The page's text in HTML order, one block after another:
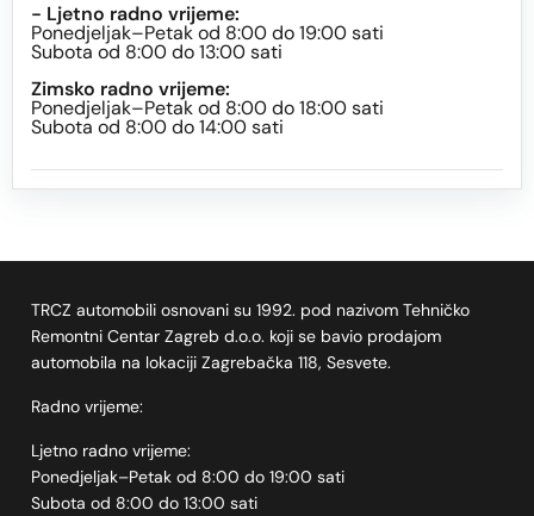
- Ljetno radno vrijeme:
Ponedjeljak–Petak od 8:00 do 19:00 sati
Subota od 8:00 do 13:00 sati
Zimsko radno vrijeme:
Ponedjeljak–Petak od 8:00 do 18:00 sati
Subota od 8:00 do 14:00 sati
TRCZ automobili osnovani su 1992. pod nazivom Tehničko
Remontni Centar Zagreb d.o.o. koji se bavio prodajom
automobila na lokaciji Zagrebačka 118, Sesvete.
Radno vrijeme:
Ljetno radno vrijeme:
Ponedjeljak–Petak od 8:00 do 19:00 sati
Subota od 8:00 do 13:00 sati